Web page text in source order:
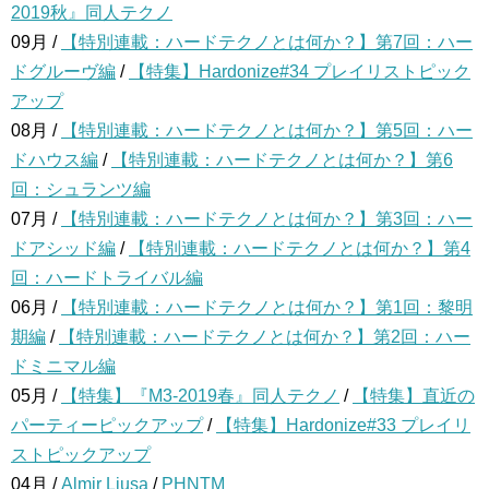
2019秋』同人テクノ
09月 /
【特別連載：ハードテクノとは何か？】第7回：ハー
ドグルーヴ編 /
【特集】Hardonize#34 プレイリストピック
アップ
08月 /
【特別連載：ハードテクノとは何か？】第5回：ハー
ドハウス編 /
【特別連載：ハードテクノとは何か？】第6
回：シュランツ編
07月 /
【特別連載：ハードテクノとは何か？】第3回：ハー
ドアシッド編 /
【特別連載：ハードテクノとは何か？】第4
回：ハードトライバル編
06月 /
【特別連載：ハードテクノとは何か？】第1回：黎明
期編 /
【特別連載：ハードテクノとは何か？】第2回：ハー
ドミニマル編
05月 /
【特集】『M3-2019春』同人テクノ /
【特集】直近の
パーティーピックアップ/
【特集】Hardonize#33 プレイリ
ストピックアップ
04月 /Almir Ljusa / PHNTM